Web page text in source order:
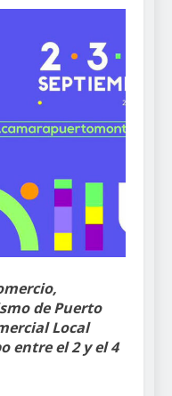
de Puerto
Local
entre el 2 y el 4